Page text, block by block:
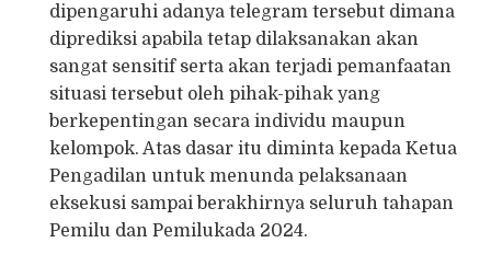
dipengaruhi adanya telegram tersebut dimana
diprediksi apabila tetap dilaksanakan akan
sangat sensitif serta akan terjadi pemanfaatan
situasi tersebut oleh pihak-pihak yang
berkepentingan secara individu maupun
kelompok. Atas dasar itu diminta kepada Ketua
Pengadilan untuk menunda pelaksanaan
eksekusi sampai berakhirnya seluruh tahapan
Pemilu dan Pemilukada 2024.